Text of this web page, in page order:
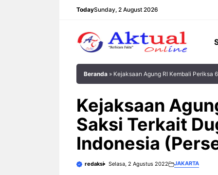
TodaySunday, 2 August 2026
Beranda » Kejaksaan Agung RI Kembali Periksa
Kejaksaan
Saksi Terkait
Indonesia
redaksi Selasa, 2 Agustus 2022 JAKARTA